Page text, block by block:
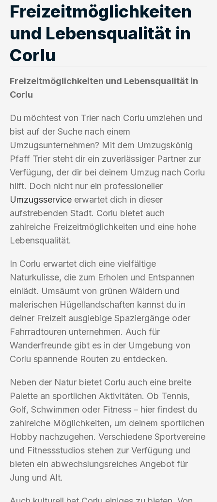
Freizeitmöglichkeiten
und Lebensqualität in
Corlu
Freizeitmöglichkeiten und Lebensqualität in
Corlu
Du möchtest von Trier nach Corlu umziehen und
bist auf der Suche nach einem
Umzugsunternehmen? Mit dem Umzugskönig
Pfaff Trier steht dir ein zuverlässiger Partner zur
Verfügung, der dir bei deinem Umzug nach Corlu
hilft. Doch nicht nur ein professioneller
Umzugsservice erwartet dich in dieser
aufstrebenden Stadt. Corlu bietet auch
zahlreiche Freizeitmöglichkeiten und eine hohe
Lebensqualität.
In Corlu erwartet dich eine vielfältige
Naturkulisse, die zum Erholen und Entspannen
einlädt. Umsäumt von grünen Wäldern und
malerischen Hügellandschaften kannst du in
deiner Freizeit ausgiebige Spaziergänge oder
Fahrradtouren unternehmen. Auch für
Wanderfreunde gibt es in der Umgebung von
Corlu spannende Routen zu entdecken.
Neben der Natur bietet Corlu auch eine breite
Palette an sportlichen Aktivitäten. Ob Tennis,
Golf, Schwimmen oder Fitness – hier findest du
zahlreiche Möglichkeiten, um deinem sportlichen
Hobby nachzugehen. Verschiedene Sportvereine
und Fitnessstudios stehen zur Verfügung und
bieten ein abwechslungsreiches Angebot für
Jung und Alt.